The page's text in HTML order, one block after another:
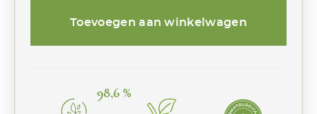
98,6 %
aantal
Toevoegen aan winkelwagen